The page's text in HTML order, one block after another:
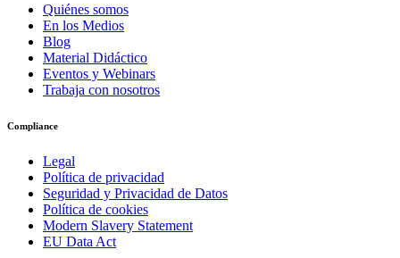
Quiénes somos
En los Medios
Blog
Material Didáctico
Eventos y Webinars
Trabaja con nosotros
Compliance
Legal
Política de privacidad
Seguridad y Privacidad de Datos
Política de cookies
Modern Slavery Statement
EU Data Act